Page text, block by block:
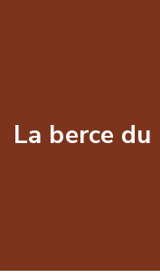
La berce du